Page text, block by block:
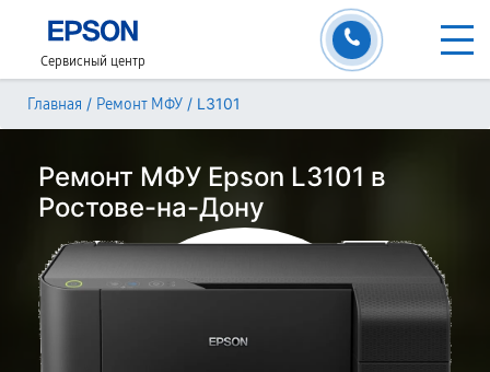
Сервисный центр
Главная / Ремонт МФУ / L3101
Ремонт МФУ Epson L3101 в
Ростове-на-Дону